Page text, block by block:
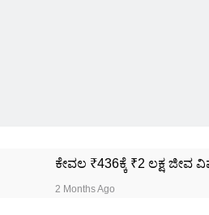
ಕೇವಲ ₹436ಕ್ಕೆ ₹2 ಲಕ್ಷ
2 Months Ago